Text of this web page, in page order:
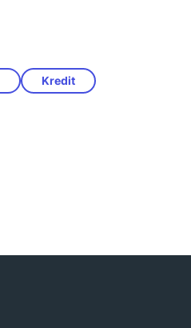
Kredit